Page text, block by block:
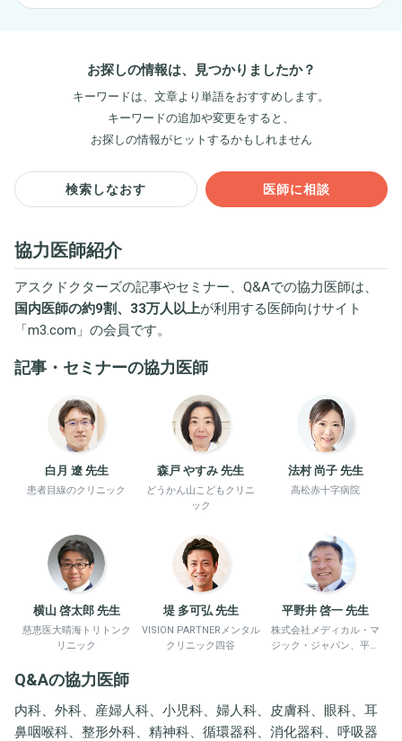
お探しの情報は、見つかりましたか？
キーワードは、文章より単語をおすすめします。
キーワードの追加や変更をすると、
お探しの情報がヒットするかもしれません
検索しなおす 医師に相談
協力医師紹介
アスクドクターズの記事やセミナー、Q&Aでの協力医師は、
国内医師の約9割、33万人以上が利用する医師向けサイト
「m3.com 」の会員です。
記事・セミナーの協力医師
白月 遼 先生
患者目線のクリニック
森戸 やすみ 先生
どうかん山こどもクリニ
ック
法村 尚子 先生
高松赤十字病院
横山 啓太郎 先生
慈恵医大晴海トリトンク
リニック
堤 多可弘 先生
VISION PARTNERメンタル
クリニック四谷
平野井 啓一 先生
株式会社メディカル・マ
ジック・ジャパン、平野
Q&Aの協力医師
内科、外科、産婦人科、小児科、婦人科、皮膚科、眼科、耳
鼻咽喉科、整形外科、精神科、循環器科、消化器科、呼吸器